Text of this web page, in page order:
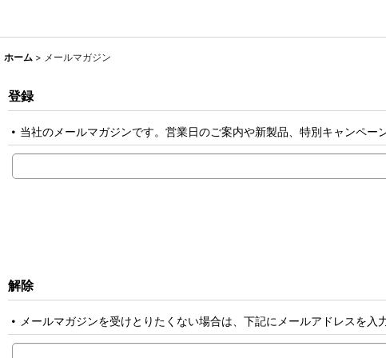
ホーム > メールマガジン
登録
当社のメールマガジンです。営業日のご案内や新製品、特別キャンペ
解除
メールマガジンを受けとりたくない場合は、下記にメールアドレスを入